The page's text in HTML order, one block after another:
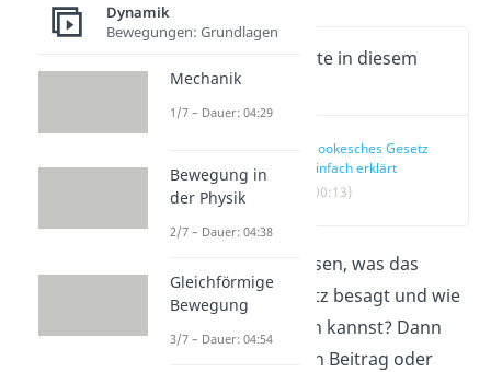
Wichtige Inhalte in diesem
Video
Hookesches Gesetz
einfach erklärt
(00:13)
Du möchtest wissen, was das
Hookesche Gesetz besagt und wie
du damit rechnen kannst? Dann
schau dir unseren Beitrag oder
Dynamik
Bewegungen: Grundlagen
Mechanik
1/7 – Dauer: 04:29
Bewegung in
der Physik
2/7 – Dauer: 04:38
Gleichförmige
Bewegung
3/7 – Dauer: 04:54